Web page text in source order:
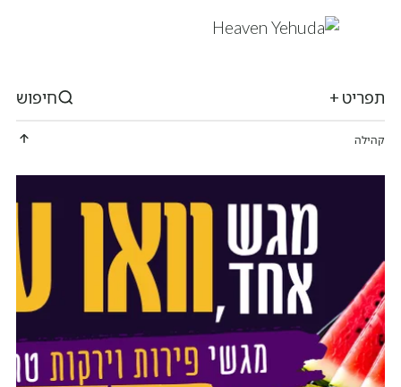
תפריט + חיפוש
קהילה